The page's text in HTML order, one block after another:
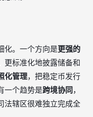
化。一个方向是更强的
更标准化地披露储备和
化管理，把稳定币发行
一个趋势是跨境协同，
法辖区很难独立完成全